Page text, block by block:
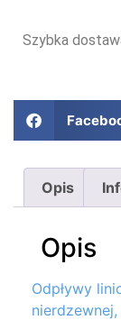
Szybka
Opis
Opis
Odpływy